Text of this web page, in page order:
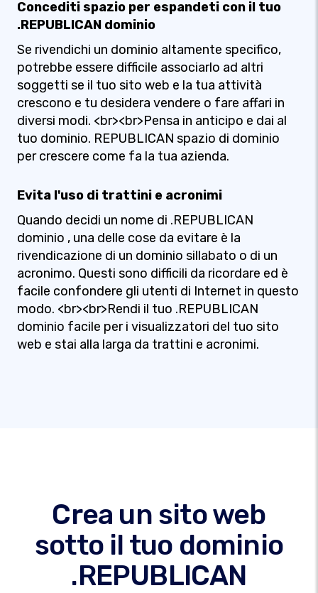
Concediti spazio per espandeti con il tuo
.REPUBLICAN dominio
Se rivendichi un dominio altamente specifico,
potrebbe essere difficile associarlo ad altri
soggetti se il tuo sito web e la tua attività
crescono e tu desidera vendere o fare affari in
diversi modi. <br><br>Pensa in anticipo e dai al
tuo dominio. REPUBLICAN spazio di dominio
per crescere come fa la tua azienda.
Evita l'uso di trattini e acronimi
Quando decidi un nome di .REPUBLICAN
dominio , una delle cose da evitare è la
rivendicazione di un dominio sillabato o di un
acronimo. Questi sono difficili da ricordare ed è
facile confondere gli utenti di Internet in questo
modo. <br><br>Rendi il tuo .REPUBLICAN
dominio facile per i visualizzatori del tuo sito
web e stai alla larga da trattini e acronimi.
Crea un sito web
sotto il tuo dominio
.REPUBLICAN